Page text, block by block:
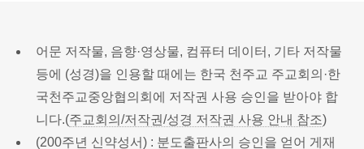
어문 저작물, 음향·영상물, 컴퓨터 데이터, 기타 저작물
등에 (성경)을 인용할 때에는 한국 천주교 주교회의·한
국천주교중앙협의회에 저작권 사용 승인을 받아야 합
니다.(주교회의/저작권/성경 저작권 사용 안내 참조)
(200주년 신약성서) : 분도출판사의 승인을 얻어 게재